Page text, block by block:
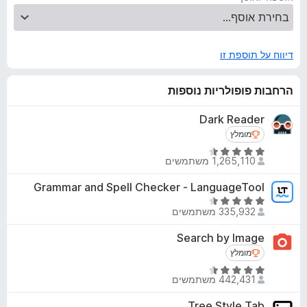
דיווח על תוספת זו
הרחבות פופולריות נוספות
Dark Reader
מומלץ
מומלץ
ד
י
ר
ו
ג
.
5
מ
ת
1,265,110 משתמשים
Grammar and Spell Checker - LanguageTool
ד
י
ו
ג
4
5
335,932 משתמשים
Search by Image
מומלץ
מומלץ
ד
י
442,431 משתמשים